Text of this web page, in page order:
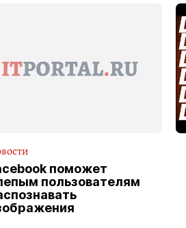
поможет
пользователям